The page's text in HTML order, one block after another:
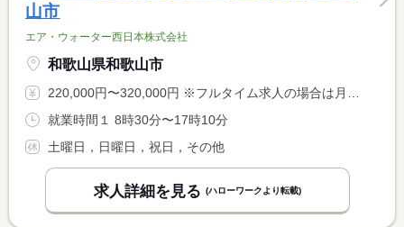
山市
エア・ウォーター西日本株式会社
和歌山県和歌山市
220,000円〜320,000円 ※フルタイム求人の場合は月額（換算額）、パート求人の場合は時間額を表示しています。
就業時間１ 8時30分〜17時10分
土曜日，日曜日，祝日，その他
求人詳細を見る (ハローワークより転載)